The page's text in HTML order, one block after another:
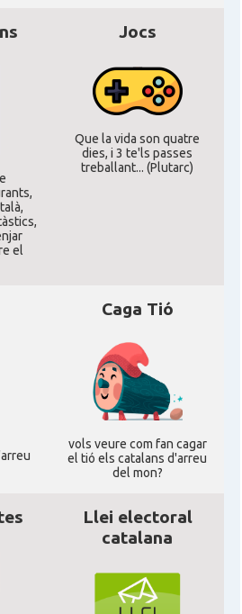
i consolats
el
Jocs
Que la vida son quatre
dies, i 3 te'ls passes
treballant... (Plutarc)
Caga Tió
vols veure com fan cagar
el tió els catalans d'arreu
del mon?
Llei electoral
catalana